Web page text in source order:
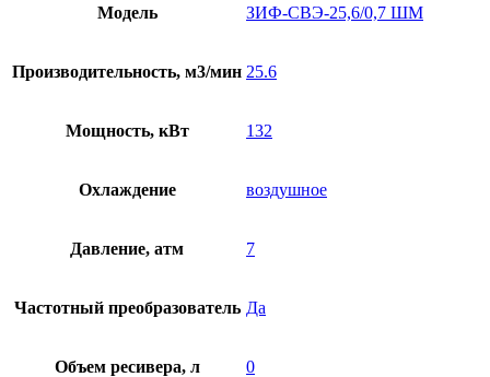
Модель ЗИФ-СВЭ-25,6/0,7 ШМ
Производительность, м3/мин 25.6
Мощность, кВт 132
Охлаждение воздушное
Давление, атм 7
Частотный преобразователь Да
Объем ресивера, л 0